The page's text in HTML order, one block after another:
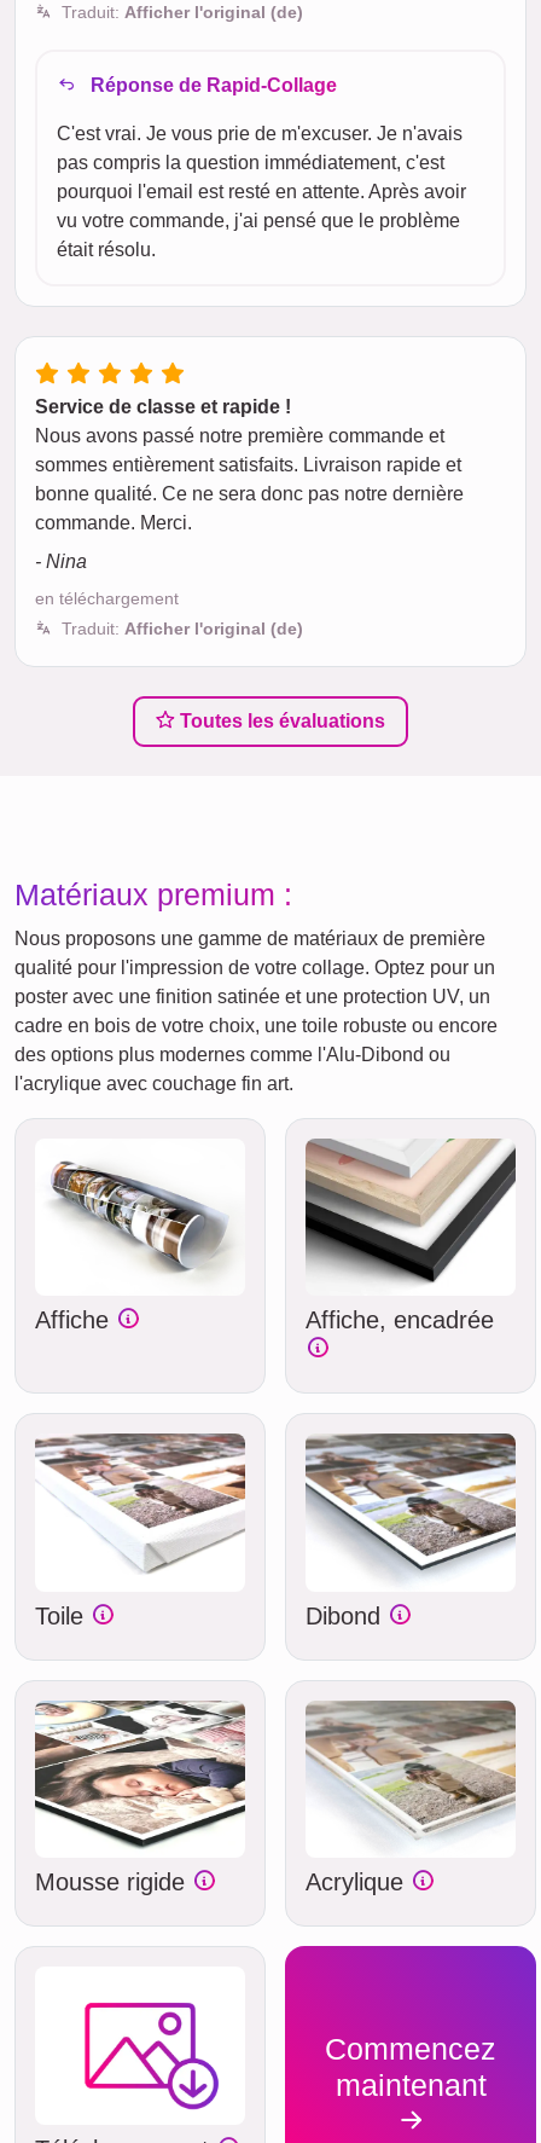
Traduit: Afficher l'original (de)
Réponse de Rapid-Collage
C'est vrai. Je vous prie de m'excuser. Je n'avais
pas compris la question immédiatement, c'est
pourquoi l'email est resté en attente. Après avoir
vu votre commande, j'ai pensé que le problème
était résolu.
Service de classe et rapide !
Nous avons passé notre première commande et
sommes entièrement satisfaits. Livraison rapide et
bonne qualité. Ce ne sera donc pas notre dernière
commande. Merci.
- Nina
en téléchargement
Traduit: Afficher l'original (de)
Toutes les évaluations
Matériaux premium :
Nous proposons une gamme de matériaux de première
qualité pour l'impression de votre collage. Optez pour un
poster avec une finition satinée et une protection UV, un
cadre en bois de votre choix, une toile robuste ou encore
des options plus modernes comme l'Alu-Dibond ou
l'acrylique avec couchage fin art.
Affiche Affiche, encadrée
Toile Dibond
Mousse rigide Acrylique
Commencez
maintenant